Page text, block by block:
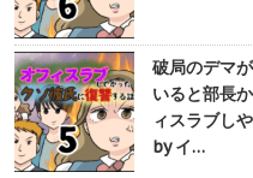
破局のデマ
いると部長
ィスラブし
by イ…